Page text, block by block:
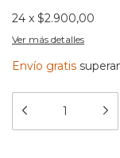
24 x $2.900,00
Ver más detalles
Envío gratis